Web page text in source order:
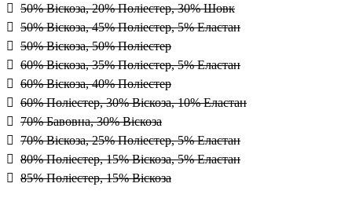
50% Віскоза, 20% Поліестер, 30% Шовк
50% Віскоза, 45% Поліестер, 5% Еластан
50% Віскоза, 50% Поліестер
60% Віскоза, 35% Поліестер, 5% Еластан
60% Віскоза, 40% Поліестер
60% Поліестер, 30% Віскоза, 10% Еластан
70% Бавовна, 30% Віскоза
70% Віскоза, 25% Поліестер, 5% Еластан
80% Поліестер, 15% Віскоза, 5% Еластан
85% Поліестер, 15% Віскоза